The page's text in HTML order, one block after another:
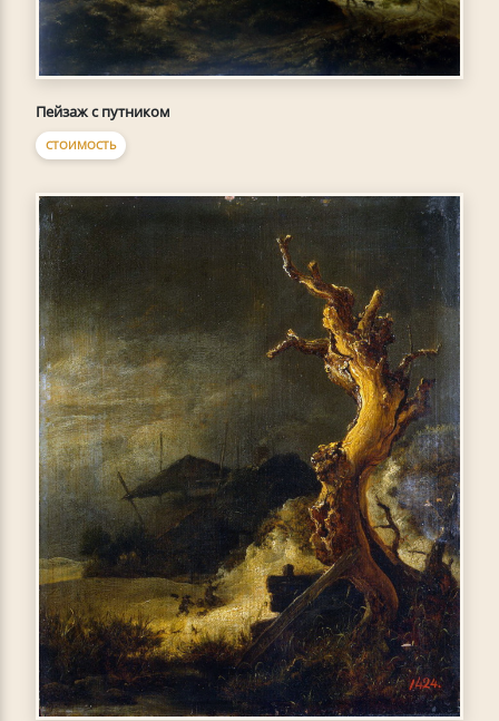
Пейзаж с путником
СТОИМОСТЬ